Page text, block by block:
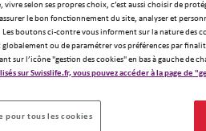
agences Swiss Life à
vivre selon ses propres choix, c’est aussi choisir de
le bon fonctionnement du site, analyser et
Les boutons ci-contre vous informent sur la nature des
ou de paramétrer vos préférences par
sur l’icône "gestion des cookies" en bas à gauche de
sur Swisslife.fr, vous pouvez accéder à la page de
pour tous les cookies